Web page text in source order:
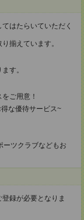
はたらいていただく
揃えています。
す。
ご用意！
な優待サービス~
ーツクラブなどもお
録が必要となりま